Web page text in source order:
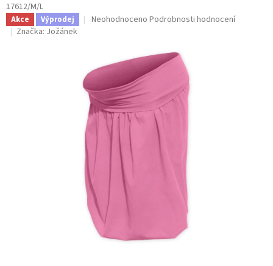
17612/M/L
Akce Výprodej
Průměrné
0,0
z
5
hvězdiček.
Neohodnoceno Podrobnosti hodnocení
Značka: Jožánek